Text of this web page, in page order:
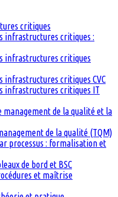
critiques
infrastructures critiques :
infrastructures critiques
infrastructures critiques CVC
infrastructures critiques IT
management de la qualité et la
de la qualité (TQM)
processus : formalisation et
de bord et BSC
et maîtrise